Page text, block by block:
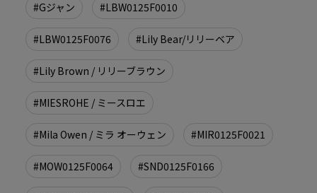
#Gジャン #LBW0125F0010
#LBW0125F0076 #Lily Bear/リリーベア
#Lily Brown / リリーブラウン
#MIESROHE / ミースロエ
#Mila Owen / ミラ オーウェン #MIR0125F0021
#MOW0125F0064 #SND0125F0166